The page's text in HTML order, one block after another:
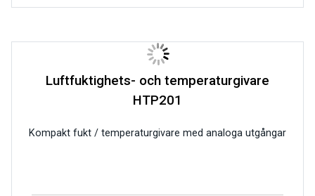
Luftfuktighets- och temperaturgivare
HTP201
Kompakt fukt / temperaturgivare med analoga utgångar